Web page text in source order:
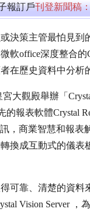
報訂戶刊登新聞稿
決策主管最怕見
軟office深度整合
在歷史資料中分析
宮大觀殿舉辦「
報表軟體Crystal
，商業智慧和報
換成互動式的儀
靠、清楚的資料
Vision Server